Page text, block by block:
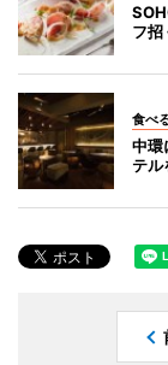
フ招
食べ
中環
テル